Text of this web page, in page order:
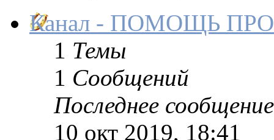
Канал - ПОМОЩЬ
1 Темы
1 Сообщений
Последнее сообщение
10 окт 2019, 18:41